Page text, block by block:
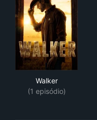
Walker
(1 episódio)